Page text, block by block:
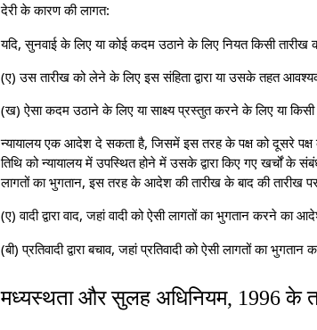
देरी के कारण की लागत:
यदि, सुनवाई के लिए या कोई कदम उठाने के लिए नियत किसी तारीख
(ए) उस तारीख को लेने के लिए इस संहिता द्वारा या उसके तहत
(ख) ऐसा कदम उठाने के लिए या साक्ष्य प्रस्तुत करने के लिए या
न्यायालय एक आदेश दे सकता है, जिसमें इस तरह के पक्ष को दूसरे पक्ष
तिथि को न्यायालय में उपस्थित होने में उसके द्वारा किए गए खर्चों के
लागतों का भुगतान, इस तरह के आदेश की तारीख के बाद की तारीख
(ए) वादी द्वारा वाद, जहां वादी को ऐसी लागतों का भुगतान करने का
(बी) प्रतिवादी द्वारा बचाव, जहां प्रतिवादी को ऐसी लागतों का
मध्यस्थता और सुलह अधिनियम, 1996 के